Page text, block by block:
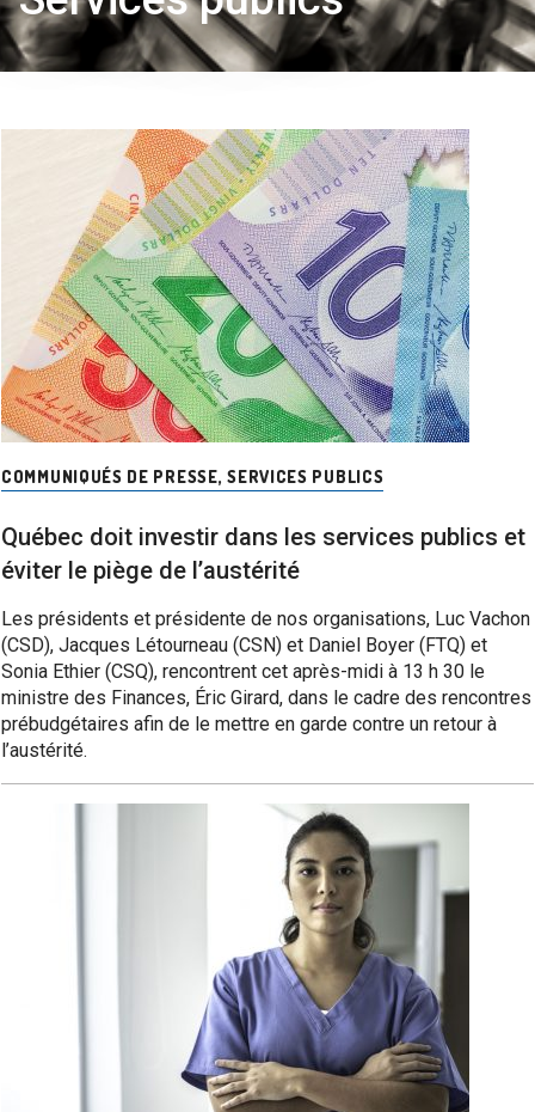
COMMUNIQUÉS DE PRESSE,SERVICES PUBLICS
Québec doit investir dans les services publics et
éviter le piège de l’austérité
Les présidents et présidente de nos organisations, Luc Vachon
(CSD), Jacques Létourneau (CSN) et Daniel Boyer (FTQ) et
Sonia Ethier (CSQ), rencontrent cet après-midi à 13 h 30 le
ministre des Finances, Éric Girard, dans le cadre des rencontres
prébudgétaires afin de le mettre en garde contre un retour à
l’austérité.